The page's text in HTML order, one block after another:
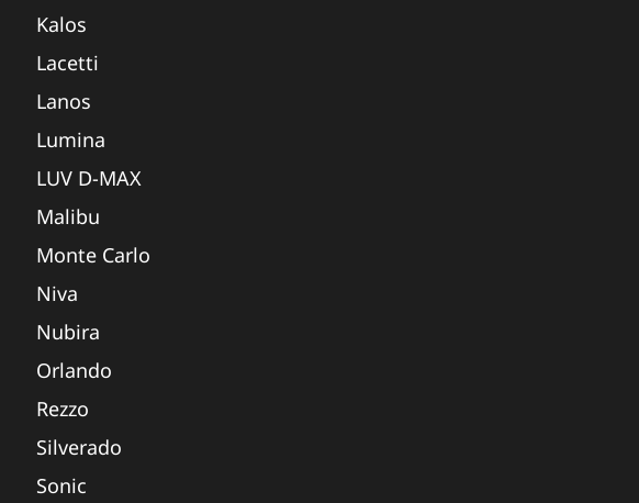
Kalos
Lacetti
Lanos
Lumina
LUV D-MAX
Malibu
Monte Carlo
Niva
Nubira
Orlando
Rezzo
Silverado
Sonic